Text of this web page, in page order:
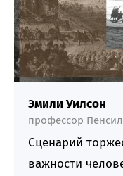
Эмили Уилсон
профессор
Сценарий
важности